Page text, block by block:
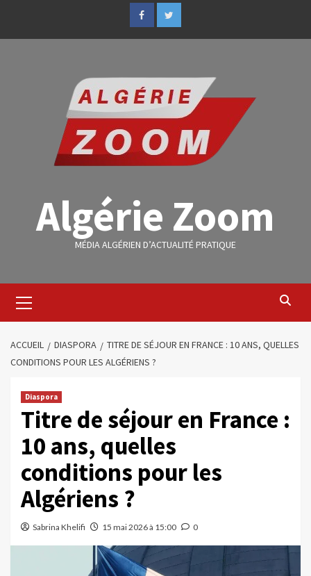
Algérie Zoom
MÉDIA ALGÉRIEN D’ACTUALITÉ PRATIQUE
ACCUEIL DIASPORA
TITRE DE SÉJOUR EN FRANCE : 10 ANS, QUELLES
CONDITIONS POUR LES ALGÉRIENS ?
Diaspora
Titre de séjour en France :
10 ans, quelles
conditions pour les
Algériens ?
Sabrina Khelifi 15 mai 2026 à 15:00 0